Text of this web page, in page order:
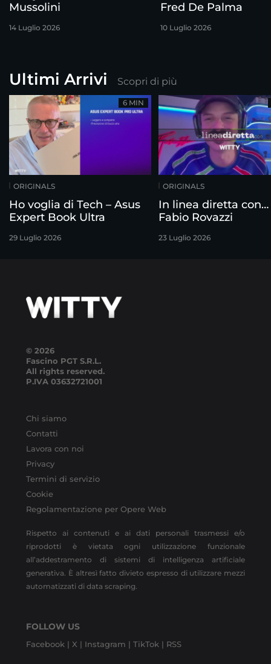
Mussolini
14 Luglio 2026
Fred De Palma
10 Luglio 2026
Ultimi Arrivi Scopri di più
ORIGINALS
Ho voglia di Tech – Asus
Expert Book Ultra
29 Luglio 2026
6 MIN
ORIGINALS
In linea diretta con…
Fabio Rovazzi
23 Luglio 2026
© 2026
Fascino PGT S.R.L.
All rights reserved.
P.IVA 03632721001
Chi siamo
Contatti
Lavora con noi
Privacy
Termini di servizio
Cookie
Regolamentazione per Opere Web
Rispetto ai contenuti e ai dati personali trasmessi e/o
riprodotti è vietata ogni utilizzazione funzionale
all’addestramento di sistemi di intelligenza artificiale
generativa. È altresì fatto divieto espresso di utilizzare mezzi
automatizzati di data scraping.
FOLLOW US
Facebook | X | Instagram | TikTok | RSS